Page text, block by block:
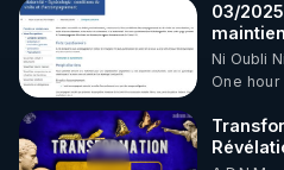
03/
mise à
nuit «
Ni Oubli
One hour